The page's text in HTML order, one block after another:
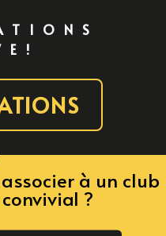
à un club
?